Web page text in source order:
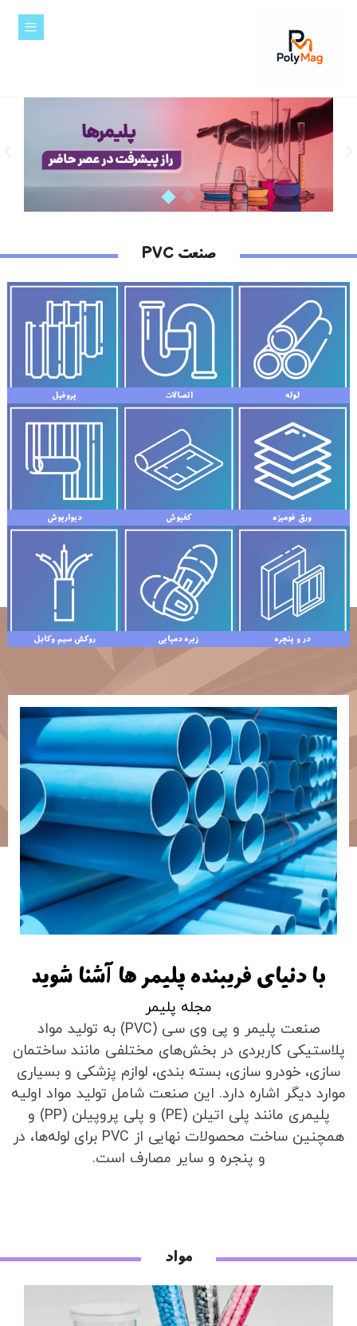
صنعت PVC
لوله اتصالات مشاهده بیشتر پروفیل مشاهده بیشتر
ورق فومیزه کفپوش مشاهده بیشتر دیوارپوش مشاهده بیشتر
در و پنچره زیره دمپایی مشاهده بیشتر روکش سیم‌ و‌کابل مشاهده بیشتر
با دنیای فریبنده پلیمر ها آشنا شوید
مجله پلیمر
صنعت پلیمر و پی وی سی (PVC) به تولید مواد
پلاستیکی کاربردی در بخش‌های مختلفی مانند ساختمان
سازی، خودرو سازی، بسته بندی، لوازم پزشکی و بسیاری
موارد دیگر اشاره دارد. این صنعت شامل تولید مواد اولیه
پلیمری مانند پلی اتیلن (PE) و پلی پروپیلن (PP) و
همچنین ساخت محصولات نهایی از PVC برای لوله‌ها، در
و پنجره و سایر مصارف است.
مواد